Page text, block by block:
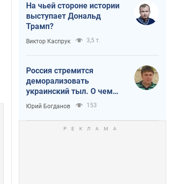
На чьей стороне истории
выступает Дональд
Трамп?
Виктор Каспрук 3,5 т.
Россия стремится
деморализовать
украинский тыл. О чем
стоит себе напомнить
Юрий Богданов 153